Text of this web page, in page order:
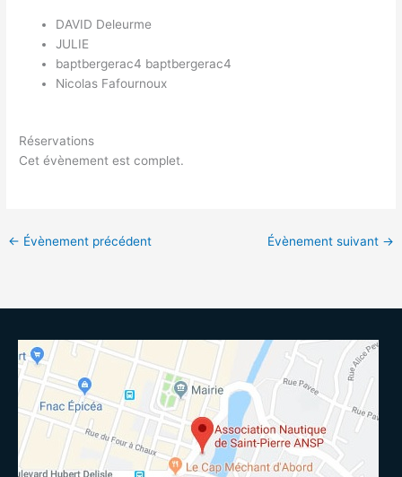
DAVID Deleurme
JULIE
baptbergerac4 baptbergerac4
Nicolas Fafournoux
Réservations
Cet évènement est complet.
← Évènement précédent Évènement suivant →